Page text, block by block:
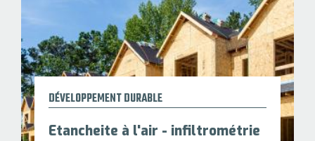
DÉVELOPPEMENT DURABLE
Etancheite à l'air - infiltrométrie